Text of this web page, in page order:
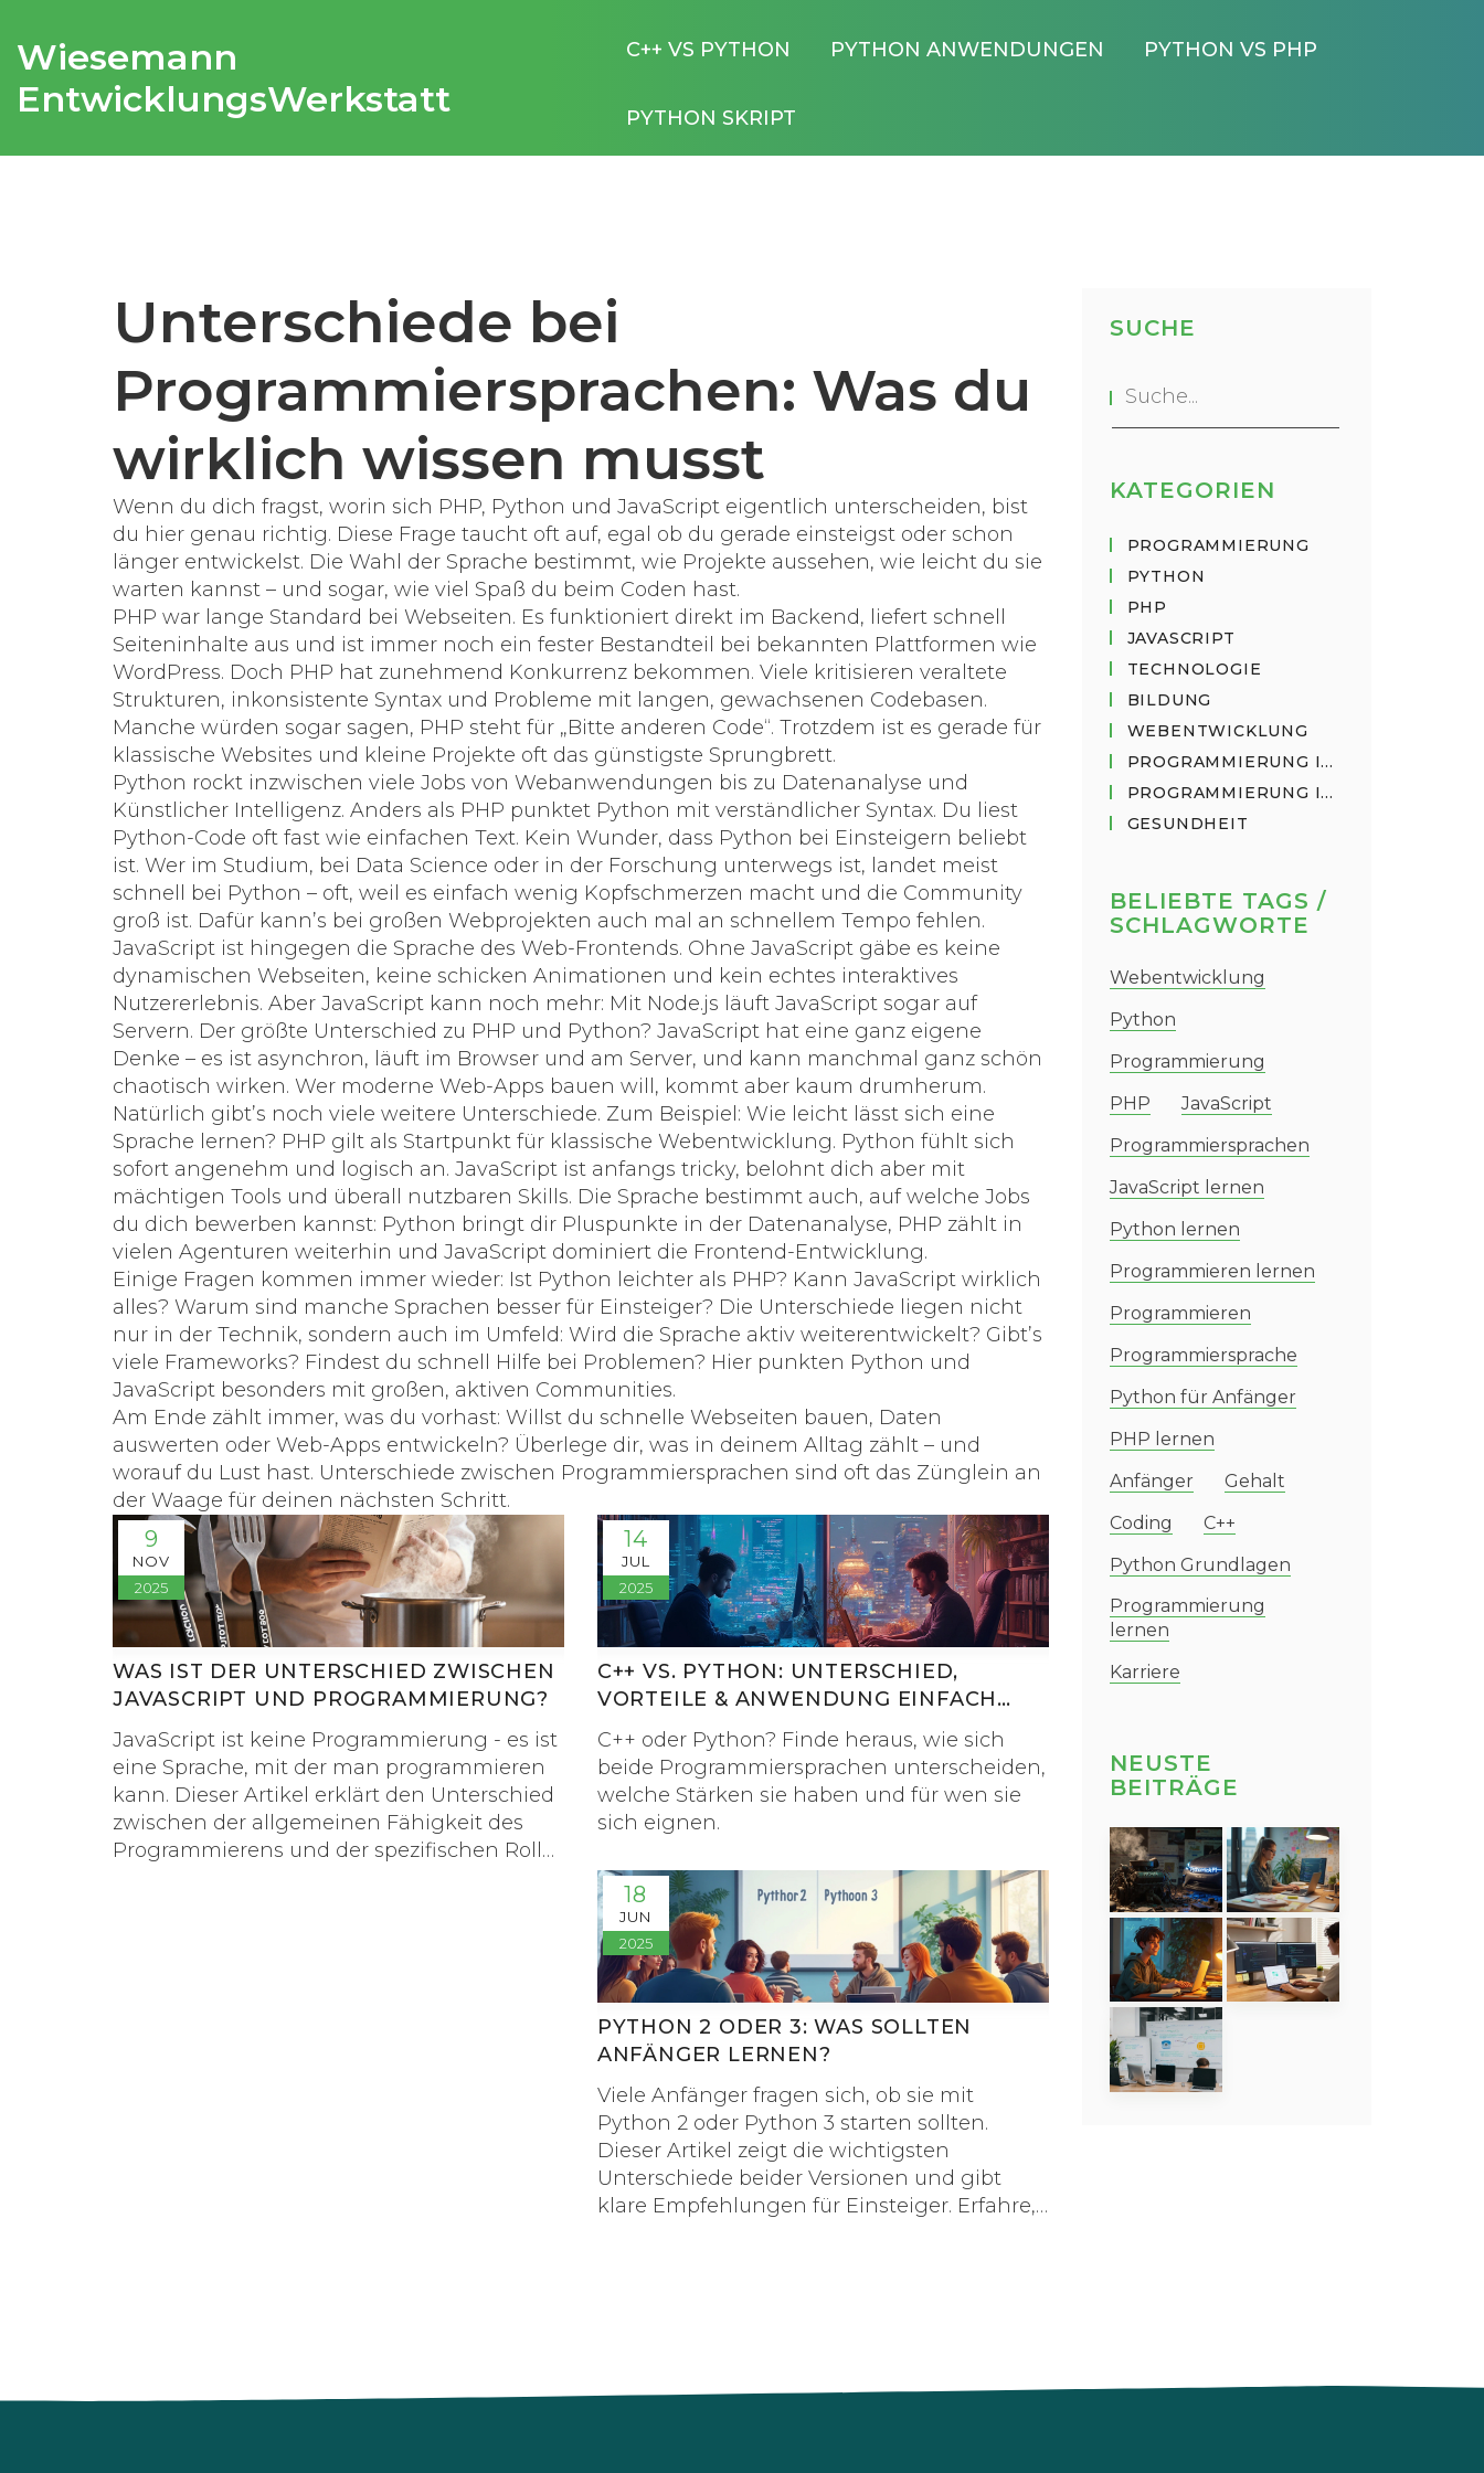
Wiesemann
EntwicklungsWerkstatt
C++ VS PYTHON PYTHON ANWENDUNGEN PYTHON VS PHP
PYTHON SKRIPT
Unterschiede bei
Programmiersprachen: Was du
wirklich wissen musst
Wenn du dich fragst, worin sich PHP, Python und JavaScript eigentlich unterscheiden, bist
du hier genau richtig. Diese Frage taucht oft auf, egal ob du gerade einsteigst oder schon
länger entwickelst. Die Wahl der Sprache bestimmt, wie Projekte aussehen, wie leicht du sie
warten kannst – und sogar, wie viel Spaß du beim Coden hast.
PHP war lange Standard bei Webseiten. Es funktioniert direkt im Backend, liefert schnell
Seiteninhalte aus und ist immer noch ein fester Bestandteil bei bekannten Plattformen wie
WordPress. Doch PHP hat zunehmend Konkurrenz bekommen. Viele kritisieren veraltete
Strukturen, inkonsistente Syntax und Probleme mit langen, gewachsenen Codebasen.
Manche würden sogar sagen, PHP steht für „Bitte anderen Code“. Trotzdem ist es gerade für
klassische Websites und kleine Projekte oft das günstigste Sprungbrett.
Python rockt inzwischen viele Jobs von Webanwendungen bis zu Datenanalyse und
Künstlicher Intelligenz. Anders als PHP punktet Python mit verständlicher Syntax. Du liest
Python-Code oft fast wie einfachen Text. Kein Wunder, dass Python bei Einsteigern beliebt
ist. Wer im Studium, bei Data Science oder in der Forschung unterwegs ist, landet meist
schnell bei Python – oft, weil es einfach wenig Kopfschmerzen macht und die Community
groß ist. Dafür kann’s bei großen Webprojekten auch mal an schnellem Tempo fehlen.
JavaScript ist hingegen die Sprache des Web-Frontends. Ohne JavaScript gäbe es keine
dynamischen Webseiten, keine schicken Animationen und kein echtes interaktives
Nutzererlebnis. Aber JavaScript kann noch mehr: Mit Node.js läuft JavaScript sogar auf
Servern. Der größte Unterschied zu PHP und Python? JavaScript hat eine ganz eigene
Denke – es ist asynchron, läuft im Browser und am Server, und kann manchmal ganz schön
chaotisch wirken. Wer moderne Web-Apps bauen will, kommt aber kaum drumherum.
Natürlich gibt’s noch viele weitere Unterschiede. Zum Beispiel: Wie leicht lässt sich eine
Sprache lernen? PHP gilt als Startpunkt für klassische Webentwicklung. Python fühlt sich
sofort angenehm und logisch an. JavaScript ist anfangs tricky, belohnt dich aber mit
mächtigen Tools und überall nutzbaren Skills. Die Sprache bestimmt auch, auf welche Jobs
du dich bewerben kannst: Python bringt dir Pluspunkte in der Datenanalyse, PHP zählt in
vielen Agenturen weiterhin und JavaScript dominiert die Frontend-Entwicklung.
Einige Fragen kommen immer wieder: Ist Python leichter als PHP? Kann JavaScript wirklich
alles? Warum sind manche Sprachen besser für Einsteiger? Die Unterschiede liegen nicht
nur in der Technik, sondern auch im Umfeld: Wird die Sprache aktiv weiterentwickelt? Gibt’s
viele Frameworks? Findest du schnell Hilfe bei Problemen? Hier punkten Python und
JavaScript besonders mit großen, aktiven Communities.
Am Ende zählt immer, was du vorhast: Willst du schnelle Webseiten bauen, Daten
auswerten oder Web-Apps entwickeln? Überlege dir, was in deinem Alltag zählt – und
worauf du Lust hast. Unterschiede zwischen Programmiersprachen sind oft das Zünglein an
der Waage für deinen nächsten Schritt.
9
NOV
2025
WAS IST DER UNTERSCHIED ZWISCHEN
JAVASCRIPT UND PROGRAMMIERUNG?
JavaScript ist keine Programmierung - es ist
eine Sprache, mit der man programmieren
kann. Dieser Artikel erklärt den Unterschied
zwischen der allgemeinen Fähigkeit des
Programmierens und der spezifischen Rolle
14
JUL
2025
C++ VS. PYTHON: UNTERSCHIED,
VORTEILE & ANWENDUNG EINFACH
ERKLÄRT
C++ oder Python? Finde heraus, wie sich
beide Programmiersprachen unterscheiden,
welche Stärken sie haben und für wen sie
sich eignen.
18
JUN
2025
PYTHON 2 ODER 3: WAS SOLLTEN
ANFÄNGER LERNEN?
Viele Anfänger fragen sich, ob sie mit
Python 2 oder Python 3 starten sollten.
Dieser Artikel zeigt die wichtigsten
Unterschiede beider Versionen und gibt
klare Empfehlungen für Einsteiger. Erfahre,
SUCHE
KATEGORIEN
PROGRAMMIERUNG
PYTHON
PHP
JAVASCRIPT
TECHNOLOGIE
BILDUNG
WEBENTWICKLUNG
PROGRAMMIERUNG IN PYTHON
PROGRAMMIERUNG IN JAVASCRIPT
GESUNDHEIT
BELIEBTE TAGS /
SCHLAGWORTE
Webentwicklung
Python
Programmierung
PHP
JavaScript
Programmiersprachen
JavaScript lernen
Python lernen
Programmieren lernen
Programmieren
Programmiersprache
Python für Anfänger
PHP lernen
Anfänger
Gehalt
Coding
C++
Python Grundlagen
Programmierung
lernen
Karriere
NEUSTE
BEITRÄGE